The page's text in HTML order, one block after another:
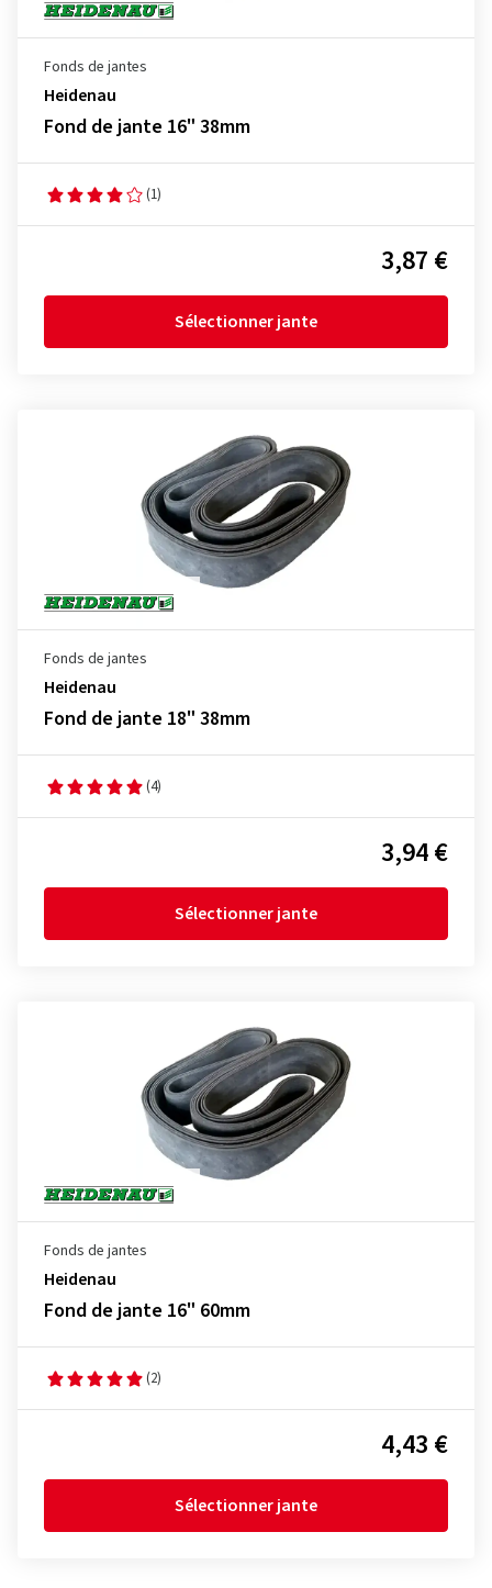
Fonds de jantes
Heidenau
Fond de jante 16" 38mm
(1)
3,87 €
Sélectionner jante
Fonds de jantes
Heidenau
Fond de jante 18" 38mm
(4)
3,94 €
Sélectionner jante
Fonds de jantes
Heidenau
Fond de jante 16" 60mm
(2)
4,43 €
Sélectionner jante